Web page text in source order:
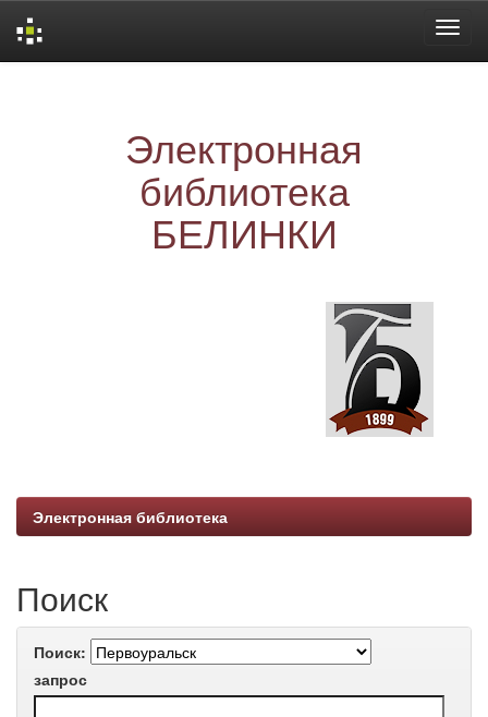
Электронная
библиотека
БЕЛИНКИ
Электронная библиотека
Поиск
Поиск:
запрос